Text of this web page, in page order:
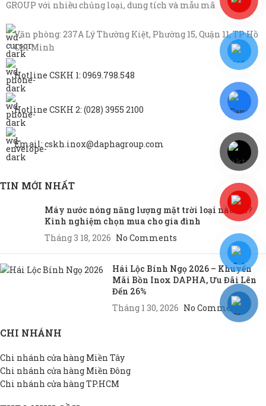
GROUP với nhiều chủng loại, dung tích và mẫu mã
Văn phòng: 237A Lý Thường Kiệt, Phường 15, Quận 11, TP Hồ
Chí Minh
Hotline CSKH 1: 0969.798.548
Hotline CSKH 2: (028) 3955 2100
Email: cskh.inox@daphagroup.com
TIN MỚI NHẤT
Máy nước nóng năng lượng mặt trời loại nào tốt?
Kinh nghiệm chọn mua cho gia đình
Tháng 3 18, 2026 No Comments
Hái Lộc Bính Ngọ 2026 – Khuyến
Mãi Bồn Inox DAPHA, Ưu Đãi Lên
Đến 26%
Tháng 1 30, 2026 No Comments
CHI NHÁNH
Chi nhánh cửa hàng Miền Tây
Chi nhánh cửa hàng Miền Đông
Chi nhánh cửa hàng TP.HCM